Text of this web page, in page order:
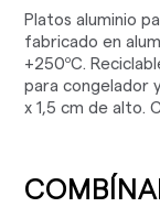
Platos aluminio
fabricado en
+250ºC.
para congelador
x 1,5 cm de alto.